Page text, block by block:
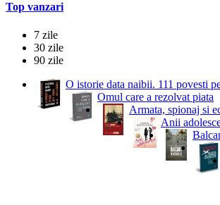
Top vanzari
7 zile
30 zile
90 zile
O istorie data naibii. 111 povesti
Omul care a rezolvat piata
Armata, spionaj si
Anii